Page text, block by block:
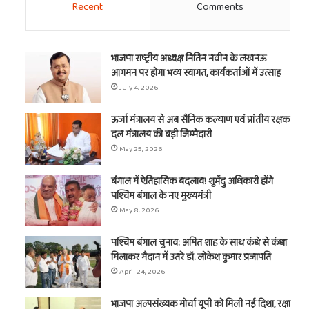
Recent Comments
भाजपा राष्ट्रीय अध्यक्ष नितिन नवीन के लखनऊ
आगमन पर होगा भव्य स्वागत, कार्यकर्ताओं में उत्साह
July 4, 2026
ऊर्जा मंत्रालय से अब सैनिक कल्याण एवं प्रांतीय रक्षक
दल मंत्रालय की बड़ी जिम्मेदारी
May 25, 2026
बंगाल में ऐतिहासिक बदलाव! शुभेंदु अधिकारी होंगे
पश्चिम बंगाल के नए मुख्यमंत्री
May 8, 2026
पश्चिम बंगाल चुनाव: अमित शाह के साथ कंधे से कंधा
मिलाकर मैदान में उतरे डॉ. लोकेश कुमार प्रजापति
April 24, 2026
भाजपा अल्पसंख्यक मोर्चा यूपी को मिली नई दिशा, रक्षा